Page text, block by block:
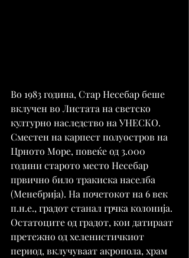
Во 1983 година, Стар Несебар беше
вклучен во Листата на светско
културно наследство на УНЕСКО.
Сместен на карпест полуостров на
Црното Море, повеќе од 3.000
години старото место Несебар
првично било тракиска населба
(Менебрија). На почетокот на 6 век
п.н.е., градот станал грчка колонија.
Остатоците од градот, кои датираат
претежно од хеленистичкиот
период, вклучуваат акропола, храм